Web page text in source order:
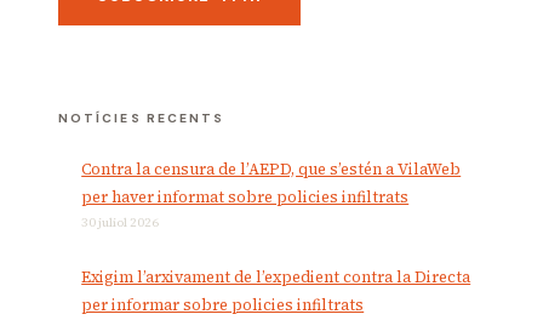
NOTÍCIES RECENTS
Contra la censura de l’AEPD, que s’estén a VilaWeb
per haver informat sobre policies infiltrats
30 juliol 2026
Exigim l’arxivament de l’expedient contra la Directa
per informar sobre policies infiltrats